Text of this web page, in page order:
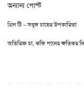
অন্যান্য পোস্ট
গ্রিন টি – সবুজ চায়ের উপকারিতা
অতিরিক্ত চা, কফি পানের ক্ষতিকর